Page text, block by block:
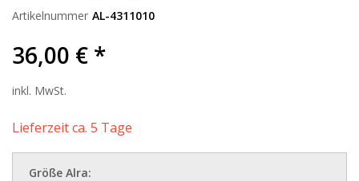
Artikelnummer AL-4311010
36,00 € *
inkl. MwSt.
Lieferzeit ca. 5 Tage
Größe Alra: